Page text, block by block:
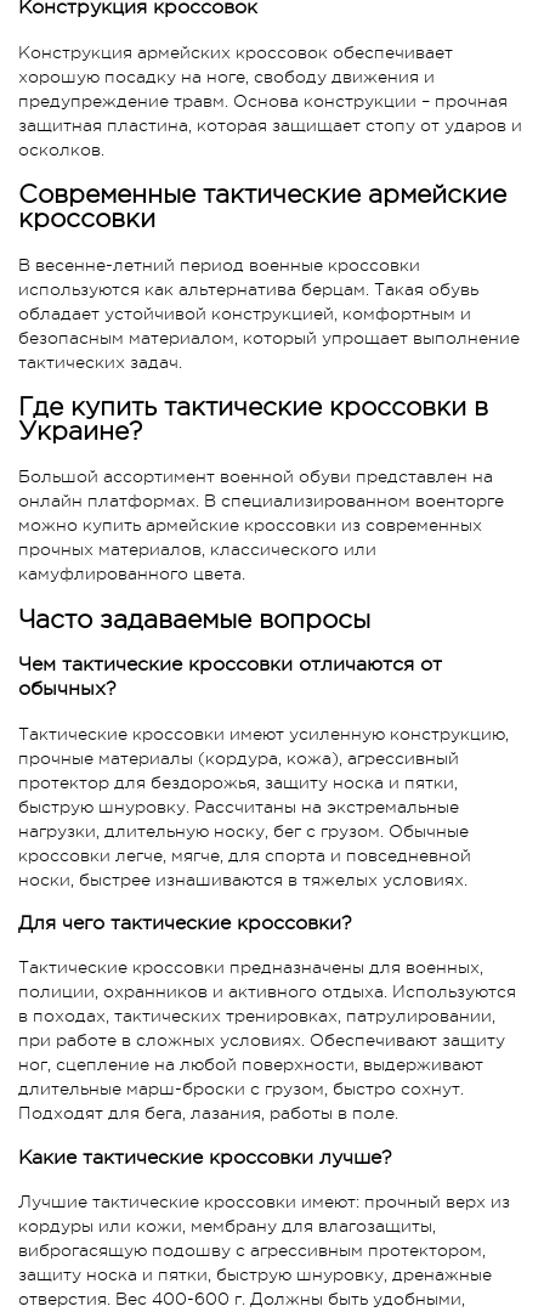
Конструкция кроссовок
Конструкция армейских кроссовок обеспечивает
хорошую посадку на ноге, свободу движения и
предупреждение травм. Основа конструкции – прочная
защитная пластина, которая защищает стопу от ударов и
осколков.
Современные тактические армейские
кроссовки
В весенне-летний период военные кроссовки
используются как альтернатива берцам. Такая обувь
обладает устойчивой конструкцией, комфортным и
безопасным материалом, который упрощает выполнение
тактических задач.
Где купить тактические кроссовки в
Украине?
Большой ассортимент военной обуви представлен на
онлайн платформах. В специализированном военторге
можно купить армейские кроссовки из современных
прочных материалов, классического или
камуфлированного цвета.
Часто задаваемые вопросы
Чем тактические кроссовки отличаются от
обычных?
Тактические кроссовки имеют усиленную конструкцию,
прочные материалы (кордура, кожа), агрессивный
протектор для бездорожья, защиту носка и пятки,
быструю шнуровку. Рассчитаны на экстремальные
нагрузки, длительную носку, бег с грузом. Обычные
кроссовки легче, мягче, для спорта и повседневной
носки, быстрее изнашиваются в тяжелых условиях.
Для чего тактические кроссовки?
Тактические кроссовки предназначены для военных,
полиции, охранников и активного отдыха. Используются
в походах, тактических тренировках, патрулировании,
при работе в сложных условиях. Обеспечивают защиту
ног, сцепление на любой поверхности, выдерживают
длительные марш-броски с грузом, быстро сохнут.
Подходят для бега, лазания, работы в поле.
Какие тактические кроссовки лучше?
Лучшие тактические кроссовки имеют: прочный верх из
кордуры или кожи, мембрану для влагозащиты,
виброгасящую подошву с агрессивным протектором,
защиту носка и пятки, быструю шнуровку, дренажные
отверстия. Вес 400-600 г. Должны быть удобными,